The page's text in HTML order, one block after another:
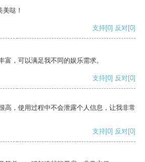
哒！
支持[0] 反对[0]
富，可以满足我不同的娱乐需求。
支持[0] 反对[0]
高，使用过程中不会泄露个人信息，让我非常
支持[0] 反对[0]